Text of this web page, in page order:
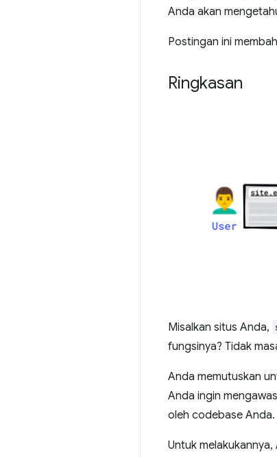
Anda akan
Postingan ini
Ringkasan
Misalkan situs Anda,
fungsinya? Tidak
Anda memutuskan
Anda ingin
oleh codebase Anda.
Untuk